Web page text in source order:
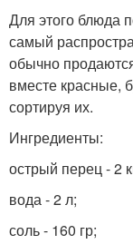
Для этого блюда
самый
обычно
вместе красные,
сортируя их.
Ингредиенты:
острый перец - 2
вода - 2 л;
соль - 160 гр;